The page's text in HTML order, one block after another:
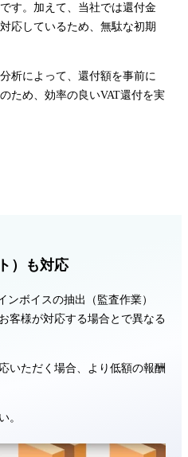
す。加えて、当社では還付金
応しているため、無駄な初期
析によって、還付額を事前に
ため、効率の良いVAT還付を実
）も対応
ンボイスの抽出（監査作業）
客様が対応する場合とで異なる
いただく場合、より低額の報酬
。